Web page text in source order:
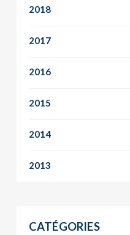
2018
2017
2016
2015
2014
2013
CATÉGORIES